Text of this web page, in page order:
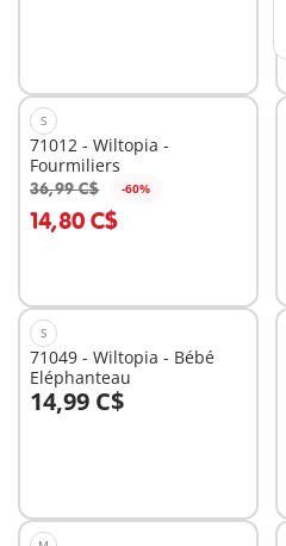
S
71012 - Wiltopia -
Fourmiliers
36,99 C$ -60%
14,80 C$
Au panier
S
71049 - Wiltopia - Bébé
Eléphanteau
14,99 C$
Au panier